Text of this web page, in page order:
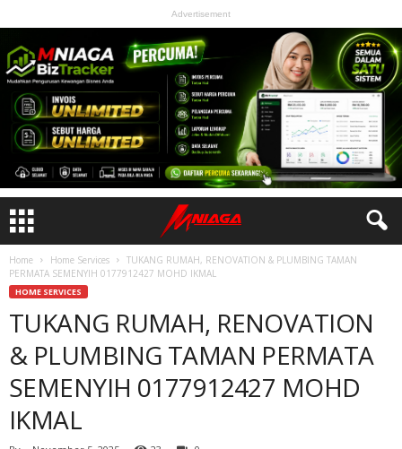
Advertisement
Home Home Services
TUKANG RUMAH, RENOVATION & PLUMBING TAMAN
PERMATA SEMENYIH 0177912427 MOHD IKMAL
HOME SERVICES
TUKANG RUMAH, RENOVATION
& PLUMBING TAMAN PERMATA
SEMENYIH 0177912427 MOHD
IKMAL